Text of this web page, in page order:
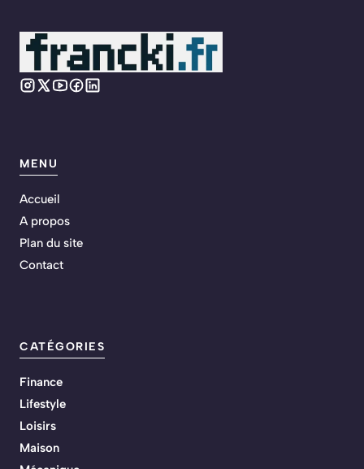
MENU
Accueil
A propos
Plan du site
Contact
CATÉGORIES
Finance
Lifestyle
Loisirs
Maison